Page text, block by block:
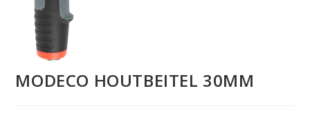
MODECO HOUTBEITEL 30MM